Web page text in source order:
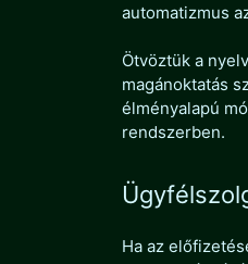
automatizmus
Ötvöztük a
magánoktatás
élményalapú
rendszerben.
Ha az